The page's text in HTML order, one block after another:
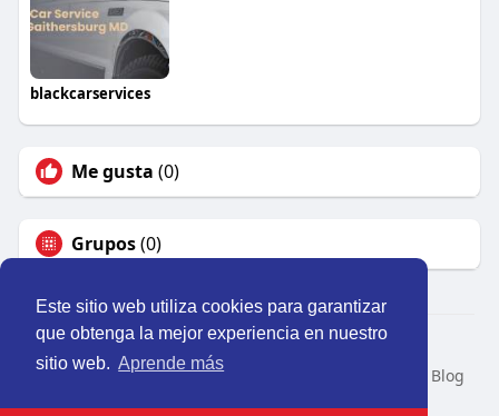
Este sitio web utiliza cookies para garantizar
que obtenga la mejor experiencia en nuestro
sitio web. Aprende más
blackcarservices
Me gusta (0)
Grupos(0)
© 2026 Perú Activo
Inicio
Nosotros Contacto
Blog